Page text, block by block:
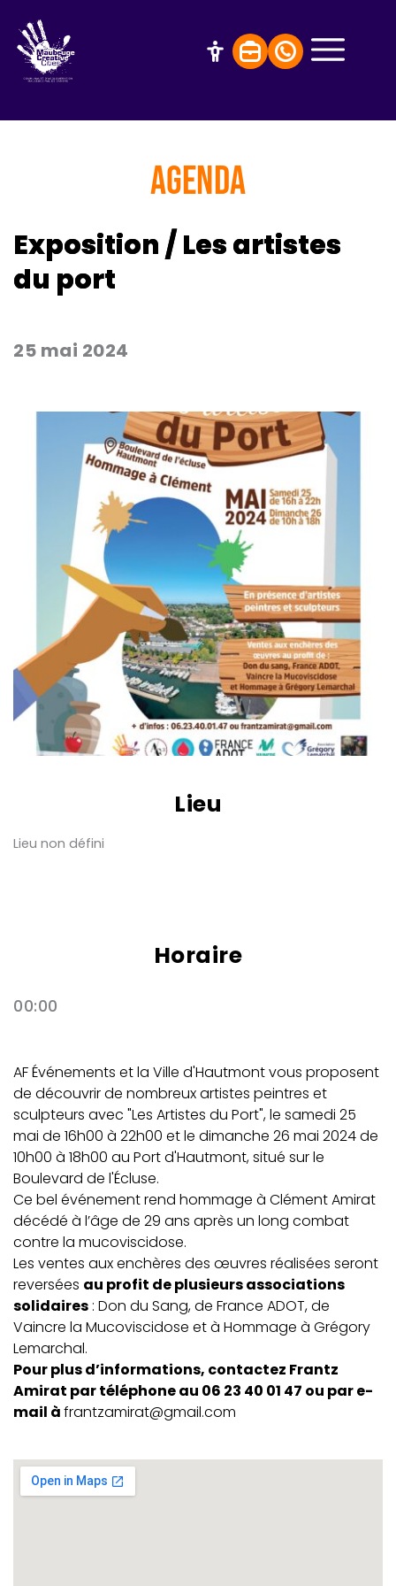
AGENDA
Exposition / Les artistes
du port
25 mai 2024
Lieu
Lieu non défini
Horaire
00:00
AF Événements et la Ville d'Hautmont vous proposent
de découvrir de nombreux artistes peintres et
sculpteurs avec "Les Artistes du Port", le samedi 25
mai de 16h00 à 22h00 et le dimanche 26 mai 2024 de
10h00 à 18h00 au Port d'Hautmont, situé sur le
Boulevard de l'Écluse.
Ce bel événement rend hommage à Clément Amirat
décédé à l’âge de 29 ans après un long combat
contre la mucoviscidose.
Les ventes aux enchères des œuvres réalisées seront
reversées au profit de plusieurs associations
solidaires : Don du Sang, de France ADOT, de
Vaincre la Mucoviscidose et à Hommage à Grégory
Lemarchal.
Pour plus d’informations, contactez Frantz
Amirat par téléphone au 06 23 40 01 47 ou par e-
mail àfrantzamirat@gmail.com